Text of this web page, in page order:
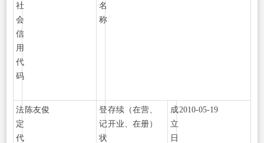
社
会
信
用
代
码
名
称
法
定
代
陈友俊
登
记
状
存续（在营、
开业、在册）
成
立
日
2010-05-19